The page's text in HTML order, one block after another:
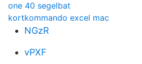
one 40 segelbat
kortkommando excel mac
NGzR
vPXF